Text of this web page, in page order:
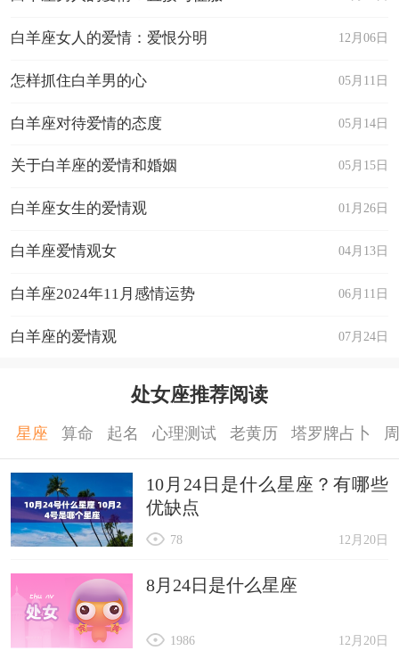
12月06日
白羊座女人的爱情：爱恨分明
05月11日
怎样抓住白羊男的心
05月14日
白羊座对待爱情的态度
05月15日
关于白羊座的爱情和婚姻
01月26日
白羊座女生的爱情观
04月13日
白羊座爱情观女
06月11日
白羊座2024年11月感情运势
07月24日
白羊座的爱情观
处女座推荐阅读
星座 算命 起名 心理测试 老黄历 塔罗牌占卜
10月24日是什么星座？有哪些
优缺点
12月20日
78
8月24日是什么星座
12月20日
1986